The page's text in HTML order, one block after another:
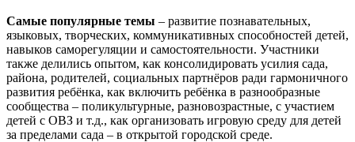
Самые популярные темы – развитие познавательных,
языковых, творческих, коммуникативных способностей детей,
навыков саморегуляции и самостоятельности. Участники
также делились опытом, как консолидировать усилия сада,
района, родителей, социальных партнёров ради гармоничного
развития ребёнка, как включить ребёнка в разнообразные
сообщества – поликультурные, разновозрастные, с участием
детей с ОВЗ и т.д., как организовать игровую среду для детей
за пределами сада – в открытой городской среде.